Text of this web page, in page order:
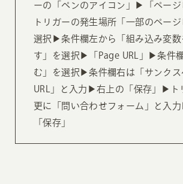
ーの「ペンのアイコン」▶︎「ペー
トリガーの発生場所「一部のペー
選択▶︎条件欄左から「組み込み変数
す」を選択▶︎「Page URL」▶︎条件
む」を選択▶︎条件欄右は「サンクス
URL」と入力▶︎右上の「保存」▶︎ト
更に「問い合わせフォーム」と入
「保存」